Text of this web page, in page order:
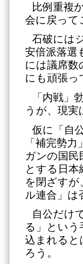
比例重複
会に戻って
石破には
安倍派落選
には議席数
にも頑張っ
「内戦」
うが、現実
仮に「自
「補完勢
ガンの国民
とする日本
を閉ざすが
ル連合」は
自公だけ
る」という
込まれると
ろう。